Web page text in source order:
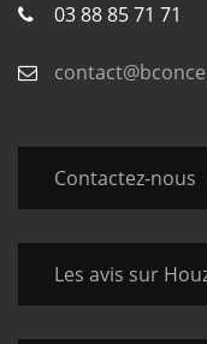
03 88 85 71 71
Contactez-nous
Les avis sur